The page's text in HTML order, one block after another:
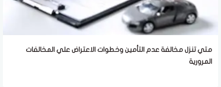
متي تنزل مخالفة عدم التأمين وخطوات الاعتراض علي المخالفات
المرورية